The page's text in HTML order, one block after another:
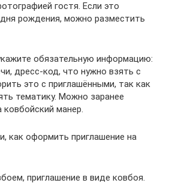
гостя. Если это
рождения, можно разместить
обязательную информацию:
дресс-код, что нужно взять с
это с приглашёнными, так как
тематику. Можно заранее
ковбойский манер.
как оформить приглашение на
приглашение в виде ковбоя.